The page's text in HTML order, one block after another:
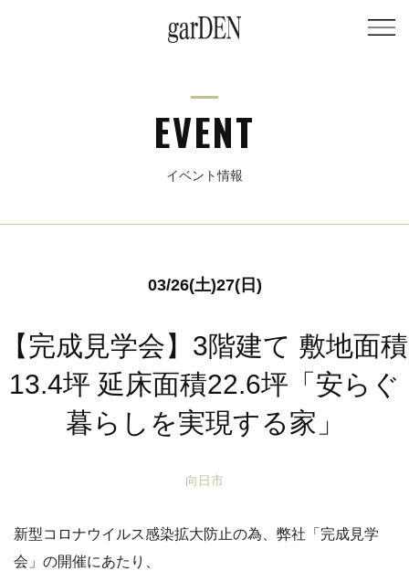
EVENT
イベント情報
03/26(土)27(日)
【完成見学会】3階建て 敷地面積
13.4坪 延床面積22.6坪「安らぐ
暮らしを実現する家」
向日市
新型コロナウイルス感染拡大防止の為、弊社「完成見学
会」の開催にあたり、